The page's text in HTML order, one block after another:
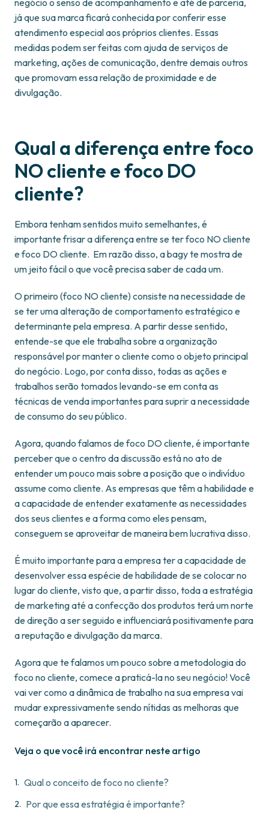
negócio o senso de acompanhamento e até de parceria,
já que sua marca ficará conhecida por conferir esse
atendimento especial aos próprios clientes. Essas
medidas podem ser feitas com ajuda de serviços de
marketing, ações de comunicação, dentre demais outros
que promovam essa relação de proximidade e de
divulgação.
Qual a diferença entre foco
NO cliente e foco DO
cliente?
Embora tenham sentidos muito semelhantes, é
importante frisar a diferença entre se ter foco NO cliente
e foco DO cliente. Em razão disso, a bagy te mostra de
um jeito fácil o que você precisa saber de cada um.
O primeiro (foco NO cliente) consiste na necessidade de
se ter uma alteração de comportamento estratégico e
determinante pela empresa. A partir desse sentido,
entende-se que ele trabalha sobre a organização
responsável por manter o cliente como o objeto principal
do negócio. Logo, por conta disso, todas as ações e
trabalhos serão tomados levando-se em conta as
técnicas de venda importantes para suprir a necessidade
de consumo do seu público.
Agora, quando falamos de foco DO cliente, é importante
perceber que o centro da discussão está no ato de
entender um pouco mais sobre a posição que o indivíduo
assume como cliente. As empresas que têm a habilidade e
a capacidade de entender exatamente as necessidades
dos seus clientes e a forma como eles pensam,
conseguem se aproveitar de maneira bem lucrativa disso.
É muito importante para a empresa ter a capacidade de
desenvolver essa espécie de habilidade de se colocar no
lugar do cliente, visto que, a partir disso, toda a estratégia
de marketing até a confecção dos produtos terá um norte
de direção a ser seguido e influenciará positivamente para
a reputação e divulgação da marca.
Agora que te falamos um pouco sobre a metodologia do
foco no cliente, comece a praticá-la no seu negócio! Você
vai ver como a dinâmica de trabalho na sua empresa vai
mudar expressivamente sendo nítidas as melhoras que
começarão a aparecer.
Veja o que você irá encontrar neste artigo
Qual o conceito de foco no cliente?
Por que essa estratégia é importante?